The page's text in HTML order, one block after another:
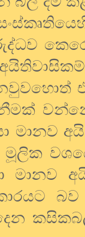
මානව
මානව